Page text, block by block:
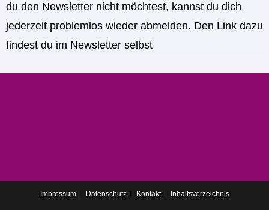
du den Newsletter nicht möchtest, kannst du dich
jederzeit problemlos wieder abmelden. Den Link dazu
findest du im Newsletter selbst
Impressum Datenschutz Kontakt Inhaltsverzeichnis